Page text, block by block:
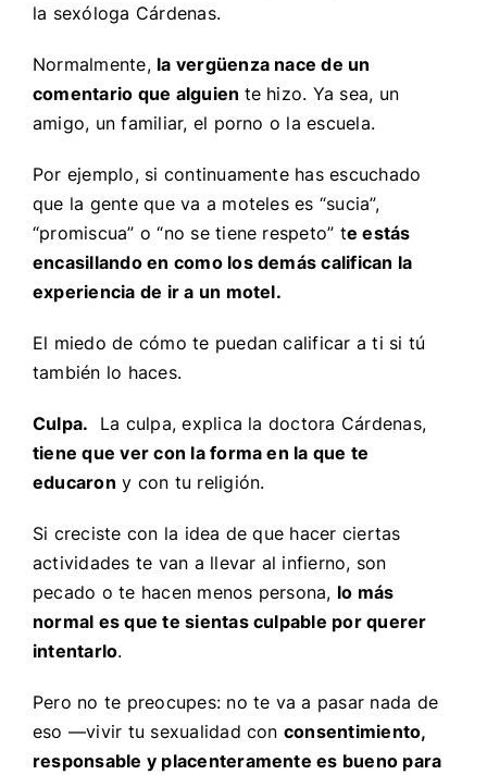
la sexóloga Cárdenas.
Normalmente, la vergüenza nace de un
comentario que alguien te hizo. Ya sea, un
amigo, un familiar, el porno o la escuela.
Por ejemplo, si continuamente has escuchado
que la gente que va a moteles es “sucia”,
“promiscua” o “no se tiene respeto” te estás
encasillando en como los demás califican la
experiencia de ir a un motel.
El miedo de cómo te puedan calificar a ti si tú
también lo haces.
Culpa. La culpa, explica la doctora Cárdenas,
tiene que ver con la forma en la que te
educaron y con tu religión.
Si creciste con la idea de que hacer ciertas
actividades te van a llevar al infierno, son
pecado o te hacen menos persona, lo más
normal es que te sientas culpable por querer
intentarlo.
Pero no te preocupes: no te va a pasar nada de
eso —vivir tu sexualidad con consentimiento,
responsable y placenteramente es bueno para